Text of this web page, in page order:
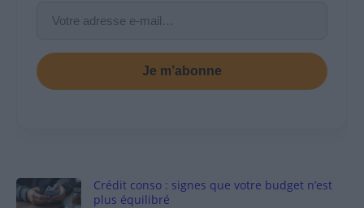
Je m’abonne
Crédit conso : signes que votre budget n’est
plus équilibré